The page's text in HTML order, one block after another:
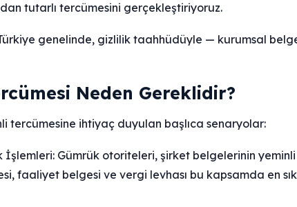
tutarlı tercümesini gerçekleştiriyoruz.
genelinde, gizlilik taahhüdüyle — kurumsal
Neden Gereklidir?
tercümesine ihtiyaç duyulan başlıca senaryolar:
Gümrük otoriteleri, şirket belgelerinin
faaliyet belgesi ve vergi levhası bu kapsamda en